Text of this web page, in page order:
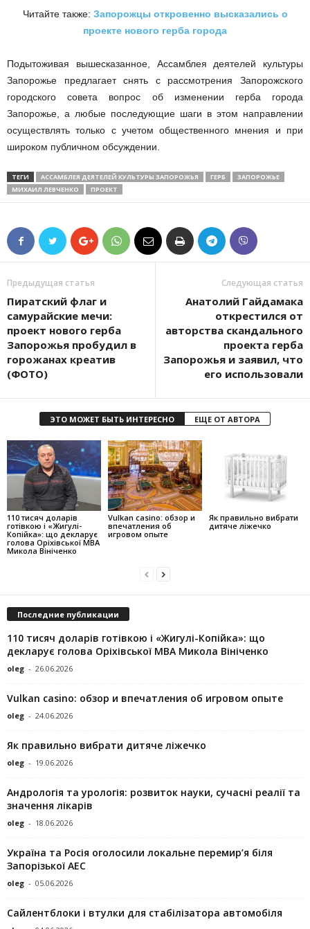
Читайте также: Запорожцы откровенно высказались о
проекте нового герба города
Подытоживая вышесказанное, Ассамблея деятелей культуры
Запорожье предлагает снять с рассмотрения Запорожского
городского совета вопрос об изменении герба города
Запорожье, а любые последующие шаги в этом направлении
осуществлять только с учетом общественного мнения и при
широком публичном обсуждении.
ТЕГИ АССАМБЛЕЯ ДЕЯТЕЛЕЙ КУЛЬТУРЫ ЗАПОРОЖЬЯ ГЕРБ
ЗАПОРОЖЬЕ
МИХАИЛ ЛЕВЧЕНКО
ПРОЕКТ
Предыдущая статья
Пиратский флаг и
самурайские мечи:
проект нового герба
Запорожья пробудил в
горожанах креатив
(ФОТО)
Следующая статья
Анатолий Гайдамака
открестился от
авторства скандального
проекта герба
Запорожья и заявил, что
его использовали
ЭТО МОЖЕТ БЫТЬ ИНТЕРЕСНО ЕЩЕ ОТ АВТОРА
110 тисяч доларів
готівкою і «Жигулі-
Копійка»: що декларує
голова Оріхівської МВА
Микола Вініченко
Vulkan casino: обзор и
впечатления об
игровом опыте
Як правильно вибрати
дитяче ліжечко
Последние публикации
110 тисяч доларів готівкою і «Жигулі-Копійка»: що
декларує голова Оріхівської МВА Микола Вініченко
oleg - 26.06.2026
Vulkan casino: обзор и впечатления об игровом опыте
oleg - 24.06.2026
Як правильно вибрати дитяче ліжечко
oleg - 19.06.2026
Андрологія та урологія: розвиток науки, сучасні реалії та
значення лікарів
oleg - 18.06.2026
Україна та Росія оголосили локальне перемир’я біля
Запорізької АЕС
oleg - 05.06.2026
Сайлентблоки і втулки для стабілізатора автомобіля